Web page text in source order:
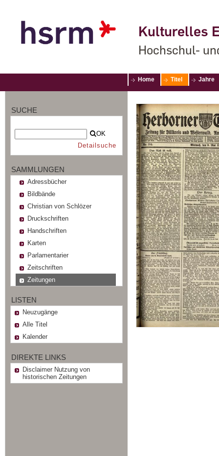
Kulturelles
Hochschul-
Home Titel Jahre
SUCHE
OK
Detailsuche
SAMMLUNGEN
Adressbücher
Bildbände
Christian von Schlözer
Druckschriften
Handschriften
Karten
Parlamentarier
Zeitschriften
Zeitungen
LISTEN
Neuzugänge
Alle Titel
Kalender
DIREKTE LINKS
Disclaimer Nutzung von
historischen Zeitungen